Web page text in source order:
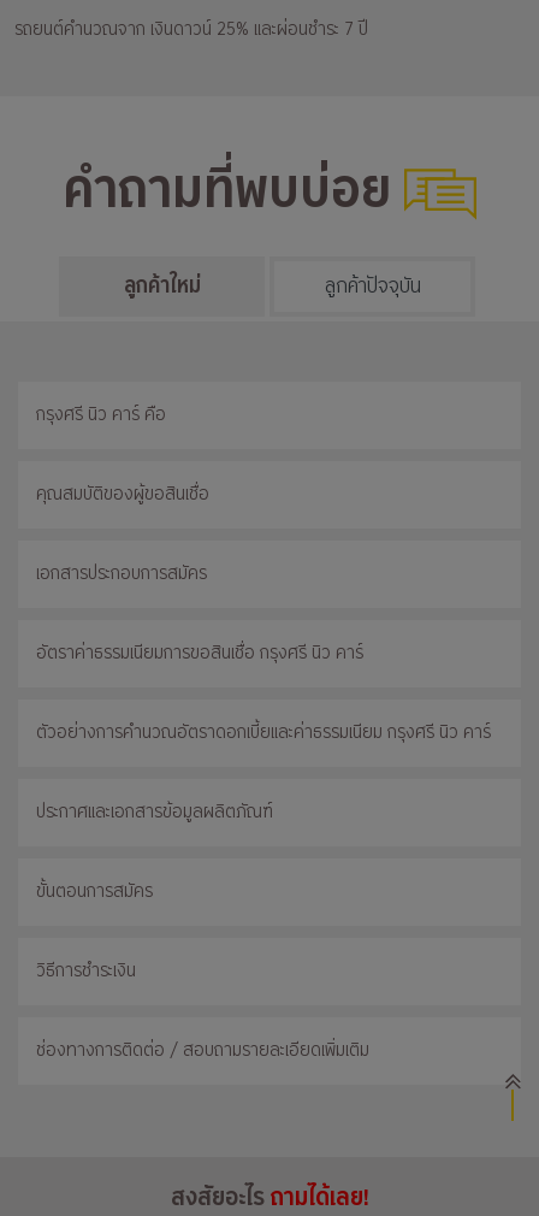
รถยนต์คำนวณจาก เงินดาวน์ 25% และผ่อนชำระ 7 ปี
คำถามที่พบบ่อย
ลูกค้าใหม่ ลูกค้าปัจจุบัน
กรุงศรี นิว คาร์ คือ
คุณสมบัติของผู้ขอสินเชื่อ
เอกสารประกอบการสมัคร
อัตราค่าธรรมเนียมการขอสินเชื่อ กรุงศรี นิว คาร์
ตัวอย่างการคำนวณอัตราดอกเบี้ยและค่าธรรมเนียม กรุงศรี นิว คาร์
ประกาศและเอกสารข้อมูลผลิตภัณฑ์
ขั้นตอนการสมัคร
วิธีการชำระเงิน
ช่องทางการติดต่อ / สอบถามรายละเอียดเพิ่มเติม
สงสัยอะไรถามได้เลย!